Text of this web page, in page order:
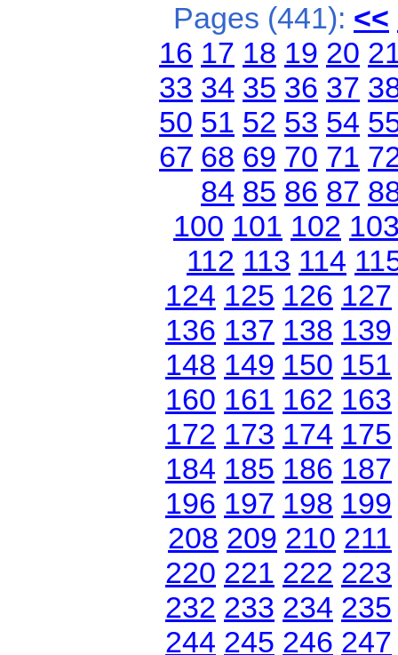
Pages (441): <<
16 17 18 19 20
33 34 35 36 37
50 51 52 53 54
67 68 69 70 71
84 85 86 87
100 101 102
112 113 114
124 125 126 127
136 137 138 139
148 149 150 151
160 161 162 163
172 173 174 175
184 185 186 187
196 197 198 199
208 209 210 211
220 221 222 223
232 233 234 235
244 245 246 247